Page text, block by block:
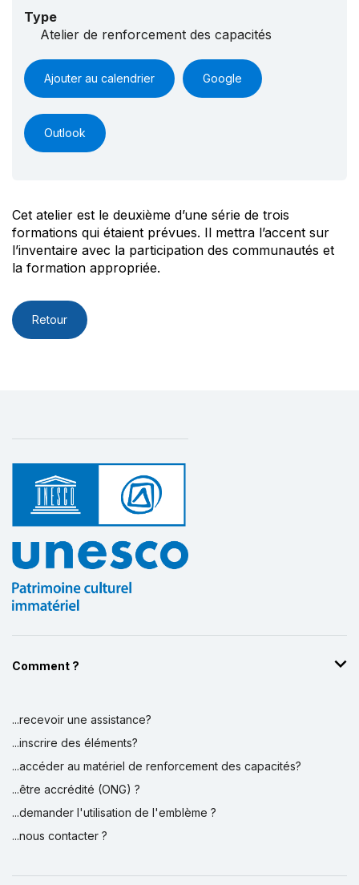
Type
Atelier de renforcement des capacités
Ajouter au calendrier Google
Outlook
Cet atelier est le deuxième d’une série de trois
formations qui étaient prévues. Il mettra l’accent sur
l’inventaire avec la participation des communautés et
la formation appropriée.
Retour
Comment ?
...recevoir une assistance?
...inscrire des éléments?
...accéder au matériel de renforcement des capacités?
...être accrédité (ONG) ?
...demander l'utilisation de l'emblème ?
...nous contacter ?